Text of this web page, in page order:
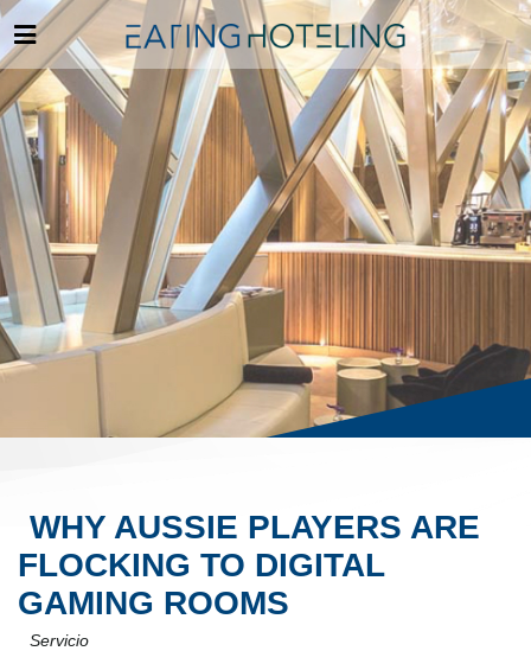
WHY AUSSIE PLAYERS ARE
FLOCKING TO DIGITAL
GAMING ROOMS
Servicio